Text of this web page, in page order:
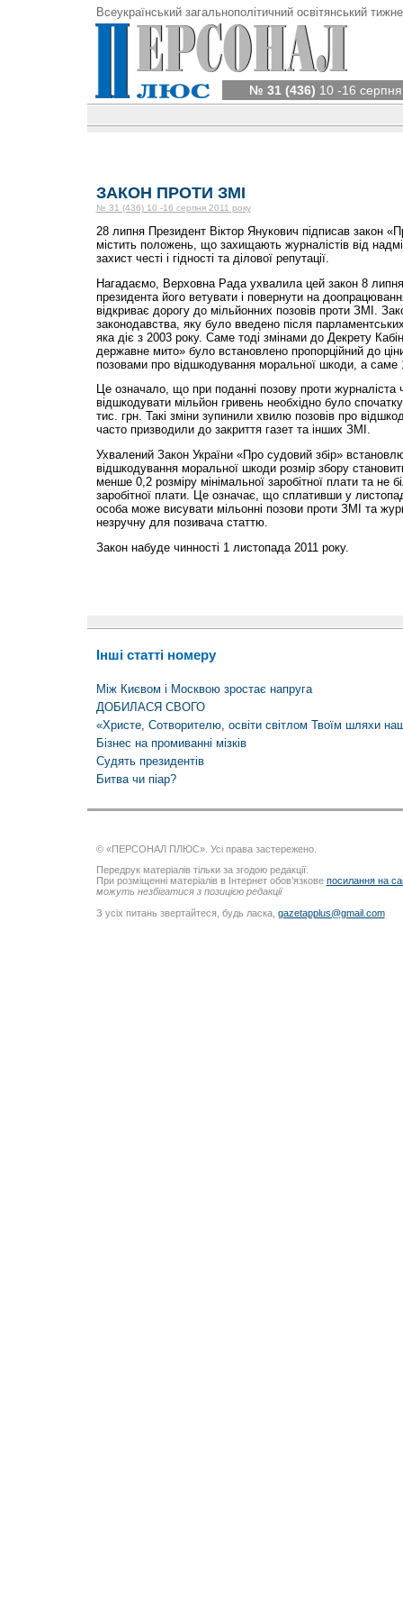
Всеукраїнський загальнополітичний освітянський
№ 31 (436) 10 -16
ЗАКОН ПРОТИ ЗМІ
№ 31 (436) 10 -16 серпня 2011 року
28 липня Президент Віктор Янукович підписав закон
містить положень, що захищають журналістів від
захист честі і гідності та ділової репутації.
Нагадаємо, Верховна Рада ухвалила цей закон 8
президента його ветувати і повернути на
відкриває дорогу до мільйонних позовів проти ЗМІ.
законодавства, яку було введено після
яка діє з 2003 року. Саме тоді змінами до Декрету
державне мито» було встановлено пропорційний до
позовами про відшкодування моральної шкоди, а саме
Це означало, що при поданні позову проти
відшкодувати мільйон гривень необхідно було
тис. грн. Такі зміни зупинили хвилю позовів про
часто призводили до закриття газет та інших ЗМІ.
Ухвалений Закон України «Про судовий збір»
відшкодування моральної шкоди розмір збору
менше 0,2 розміру мінімальної заробітної плати та не
заробітної плати. Це означає, що сплативши у
особа може висувати мільонні позови проти ЗМІ та
незручну для позивача статтю.
Закон набуде чинності 1 листопада 2011 року.
Інші статті номеру
Між Києвом і Москвою зростає напруга
ДОБИЛАСЯ СВОГО
«Христе, Сотворителю, освіти світлом Твоїм шляхи
Бізнес на промиванні мізків
Судять президентів
Битва чи піар?
© «ПЕРСОНАЛ ПЛЮС». Усі права застережено.
Передрук матеріалів тільки за згодою редакції.
При розміщенні матеріалів в Інтернет обов’язкове посилання на
можуть незбігатися з позицією редакції
З усіх питань звертайтеся, будь ласка, gazetapplus@gmail.com